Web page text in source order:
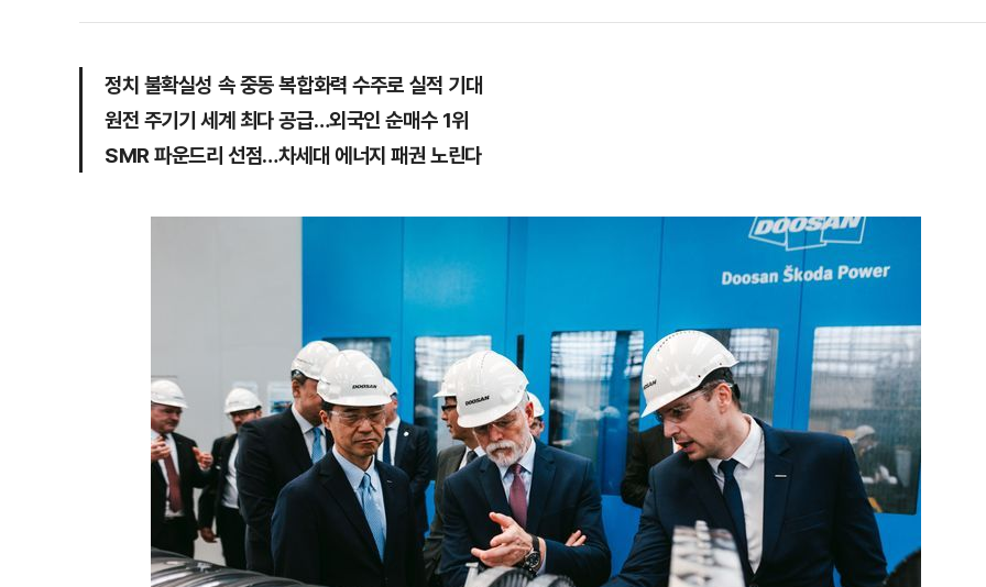
정치 불확실성 속 중동 복합화력 수주로 실적 기대
원전 주기기 세계 최다 공급…외국인 순매수 1위
SMR 파운드리 선점…차세대 에너지 패권 노린다